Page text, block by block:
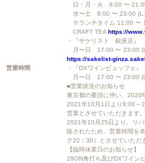
営業時間
日・月・火 8:00 〜
水〜土 8:00 〜 23:00
※ランチタイム 11:00 〜
CRAFT TEA https://
・『サケリスト 銀座店』
月〜日 17:00 〜 23:00
https://sakelist-
・『DXワインビュッフェ』
月〜日 17:00 〜 23:00
■営業状況のお知らせ
東京都の要請に伴い、2020
2021年10月1日より8:00～
営業とさせていただきます。
2021年10月25日より、リ
除されたため、営業時間を
ク22：30）とさせていただ
【臨時休業日のお知らせ】
29ON角打ち及びDXワイン